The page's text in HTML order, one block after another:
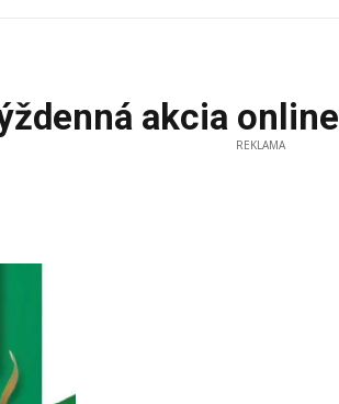
akcia online
REKLAMA